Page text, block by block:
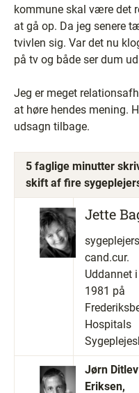
kommune skal være det
at gå op. Da jeg senere
tvivlen sig. Var det nu
på tv og både ser dum
Jeg er meget
at høre hendes mening.
udsagn tilbage.
5 faglige minutter
skift af fire
Jette
cand.cur.
Uddannet i
1981 på
Hospitals
Jørn Ditlev
Eriksen,